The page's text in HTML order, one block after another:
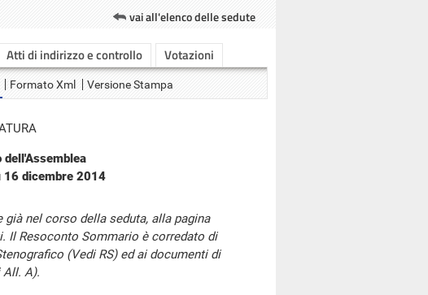
vai all'elenco delle sedute
Atti di indirizzo e controllo Votazioni
Formato Xml Versione Stampa
16 dicembre 2014
nel corso della seduta, alla pagina
Il Resoconto Sommario è corredato di
(Vedi RS) ed ai documenti di
All. A).